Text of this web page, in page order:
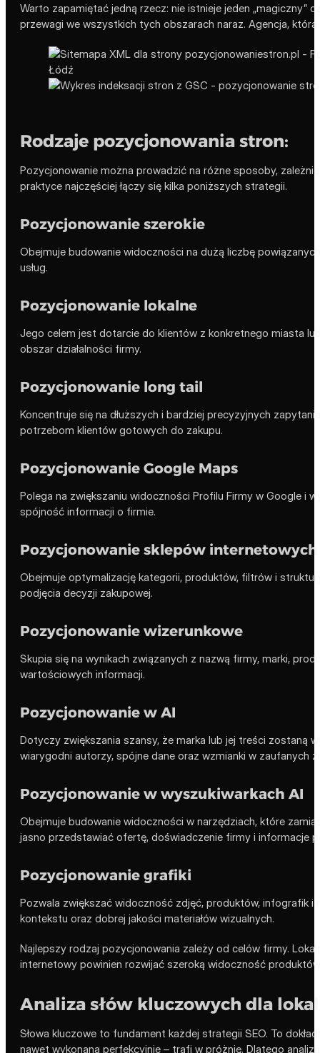
Warto zapamiętać jedną rzecz: nie istnieje jeden
przewagi we wszystkich tych obszarach naraz. Agencja,
Rodzaje pozycjonowania stron:
Pozycjonowanie można prowadzić na różne sposoby,
praktyce najczęściej łączy się kilka poniższych strategii.
Pozycjonowanie szerokie
Obejmuje budowanie widoczności na dużą liczbę
usług.
Pozycjonowanie lokalne
Jego celem jest dotarcie do klientów z konkretnego miasta
obszar działalności firmy.
Pozycjonowanie long tail
Koncentruje się na dłuższych i bardziej precyzyjnych
potrzebom klientów gotowych do zakupu.
Pozycjonowanie Google Maps
Polega na zwiększaniu widoczności Profilu Firmy w Google i
spójność informacji o firmie.
Pozycjonowanie sklepów internetowych
Obejmuje optymalizację kategorii, produktów, filtrów i
podjęcia decyzji zakupowej.
Pozycjonowanie wizerunkowe
Skupia się na wynikach związanych z nazwą firmy, marki,
wartościowych informacji.
Pozycjonowanie w AI
Dotyczy zwiększania szansy, że marka lub jej treści zostaną
wiarygodni autorzy, spójne dane oraz wzmianki w zaufanych
Pozycjonowanie w wyszukiwarkach AI
Obejmuje budowanie widoczności w narzędziach, które
jasno przedstawiać ofertę, doświadczenie firmy i informacje
Pozycjonowanie grafiki
Pozwala zwiększać widoczność zdjęć, produktów, infografik i
kontekstu oraz dobrej jakości materiałów wizualnych.
Najlepszy rodzaj pozycjonowania zależy od celów firmy.
internetowy powinien rozwijać szeroką widoczność
Analiza słów kluczowych dla
Słowa kluczowe to fundament każdej strategii SEO. To
nawet wykonana perfekcyjnie – trafi w próżnię. Dlatego